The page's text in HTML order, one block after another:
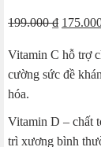
199.000₫ Giá
là:
Vitamin C hỗ trợ
cường sức đề
hóa.
Vitamin D – chất
trì xương bình